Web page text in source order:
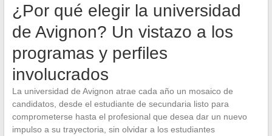
¿Por qué elegir la universidad
de Avignon? Un vistazo a los
programas y perfiles
involucrados
La universidad de Avignon atrae cada año un mosaico de
candidatos, desde el estudiante de secundaria listo para
comprometerse hasta el profesional que desea dar un nuevo
impulso a su trayectoria, sin olvidar a los estudiantes